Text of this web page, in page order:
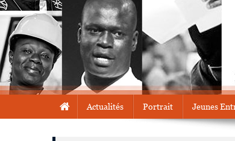
Actualités Portrait Jeunes